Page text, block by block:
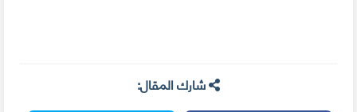
شارك المقال: